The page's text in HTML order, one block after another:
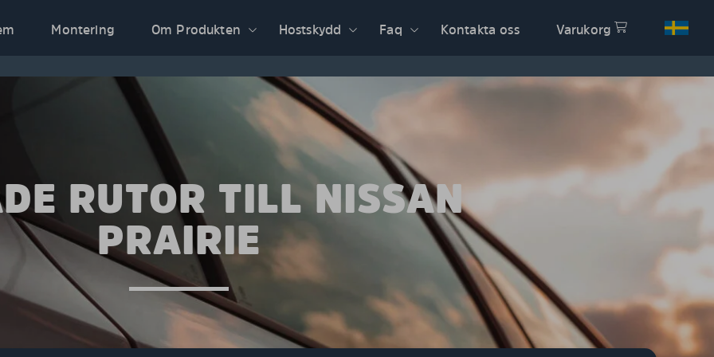
Montering Om Produkten Hostskydd Faq Kontakta oss Varukorg
RUTOR TILL NISSAN
PRAIRIE